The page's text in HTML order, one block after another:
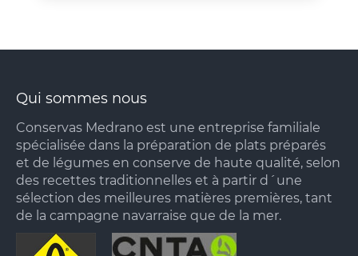
Qui sommes nous
Conservas Medrano est une entreprise familiale
spécialisée dans la préparation de plats préparés
et de légumes en conserve de haute qualité, selon
des recettes traditionnelles et à partir d´une
sélection des meilleures matières premières, tant
de la campagne navarraise que de la mer.